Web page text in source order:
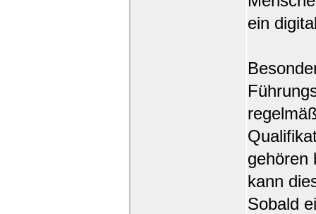
ein
gehören
kann
Sobald